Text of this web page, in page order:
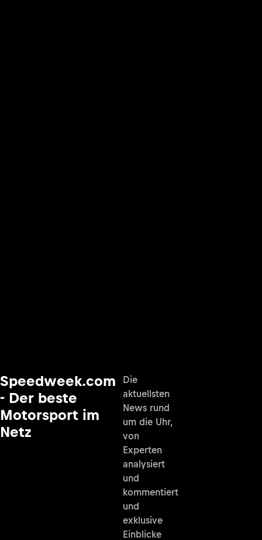
Speedweek.com
- Der beste
Motorsport im
Netz
Die
aktuellsten
News rund
um die Uhr,
von
Experten
analysiert
und
kommentiert
und
exklusive
Einblicke